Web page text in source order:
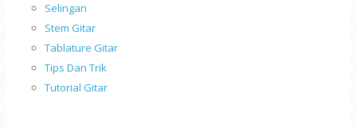
Selingan
Stem Gitar
Tablature Gitar
Tips Dan Trik
Tutorial Gitar